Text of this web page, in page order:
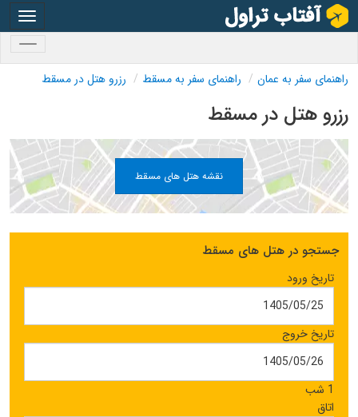
راهنمای سفر به عمان راهنمای سفر به مسقط رزرو هتل در مسقط
رزرو هتل در مسقط
نقشه هتل های مسقط
جستجو در هتل های مسقط
تاریخ ورود
تاریخ خروج
1 شب
اتاق